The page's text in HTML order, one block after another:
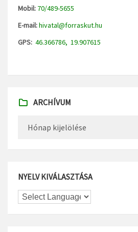
Mobil: 70/489-5655
E-mail:hivatal@forraskut.hu
GPS: 46.366786, 19.907615
ARCHÍVUM
NYELV KIVÁLASZTÁSA